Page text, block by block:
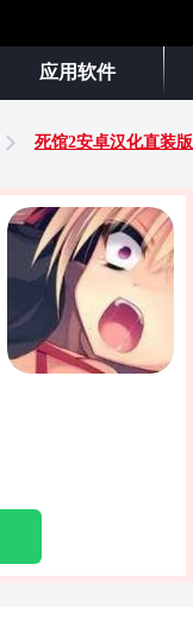
应用软件
死馆2安卓汉化直装版